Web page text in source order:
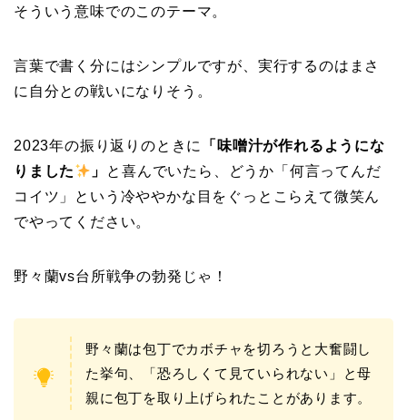
そういう意味でのこのテーマ。
言葉で書く分にはシンプルですが、実行するのはまさ
に自分との戦いになりそう。
2023年の振り返りのときに
「味噌汁が作れるようにな
りました
」
と喜んでいたら、どうか「何言ってんだ
コイツ」という冷ややかな目をぐっとこらえて微笑ん
でやってください。
野々蘭vs台所戦争の勃発じゃ！
野々蘭は包丁でカボチャを切ろうと大奮闘し
た挙句、「恐ろしくて見ていられない」と母
親に包丁を取り上げられたことがあります。